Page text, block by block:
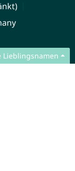
Lieblingsnamen